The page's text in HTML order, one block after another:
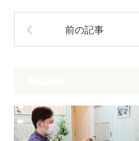
前の記事